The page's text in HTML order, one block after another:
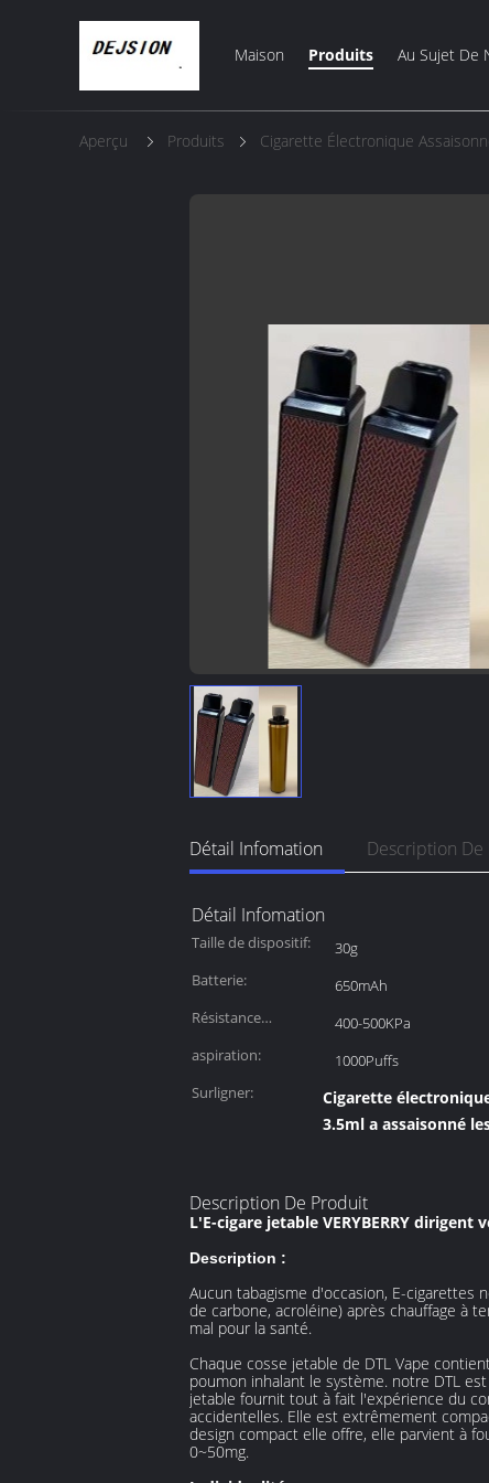
Maison Produits Au Sujet De
Aperçu Produits Cigarette Électronique
Détail Infomation Description
Détail Infomation
Taille de dispositif: 30g
Batterie:
650mAh
Résistance
400-500KPa
aspiration:
1000Puffs
Surligner:
Cigarette
3.5ml a assaisonné
Description De Produit
L'E-cigare jetable VERYBERRY
Description :
Aucun tabagisme d'occasion, E-cigarettes
de carbone, acroléine) après chauffage à
mal pour la santé.
Chaque cosse jetable de DTL Vape
poumon inhalant le système. notre DTL
jetable fournit tout à fait l'expérience du
accidentelles. Elle est extrêmement
design compact elle offre, elle parvient à
0~50mg.